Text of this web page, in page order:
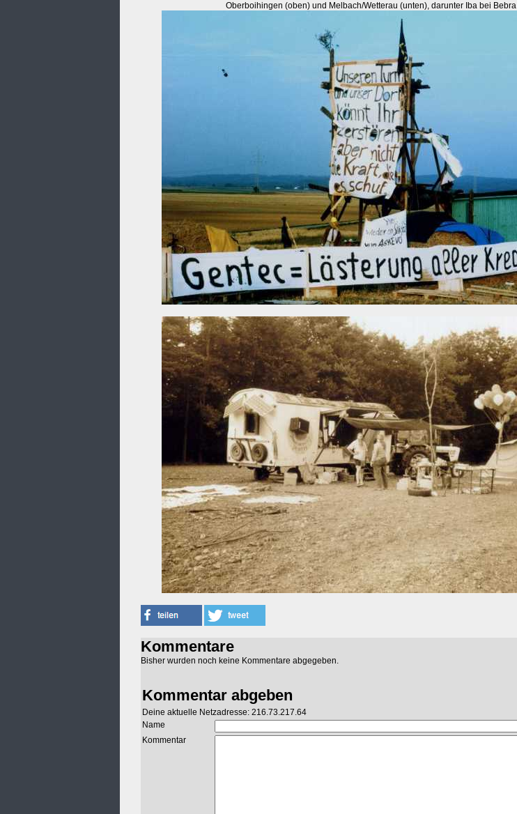
Oberboihingen (oben) und Melbach/Wetterau (unten), darunter Iba bei Bebra
Kommentare
Bisher wurden noch keine Kommentare abgegeben.
Kommentar abgeben
Deine aktuelle Netzadresse: 216.73.217.64
Name
Kommentar